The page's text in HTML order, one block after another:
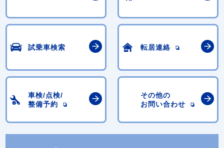
試乗車検索 転居連絡
車検/点検/
整備予約
その他の
お問い合わせ